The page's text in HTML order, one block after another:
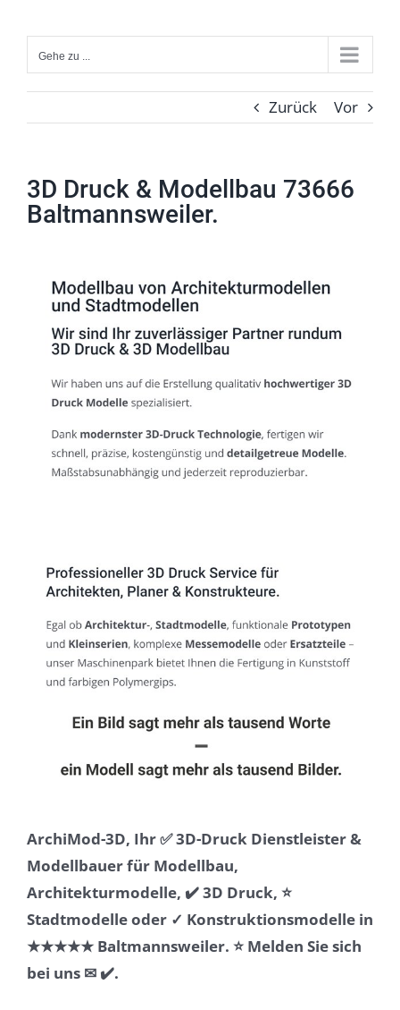
Inhalt
springenGehe zu ...
Zurück Vor
3D Druck & Modellbau 73666
Baltmannsweiler.
ArchiMod-3D, Ihr ✅ 3D-Druck Dienstleister &
Modellbauer für Modellbau,
Architekturmodelle, ✔️ 3D Druck, ⭐
Stadtmodelle oder ✓ Konstruktionsmodelle in
★★★★★ Baltmannsweiler. ⭐ Melden Sie sich
bei uns ✉ ✔️.